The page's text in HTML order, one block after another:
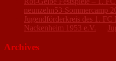
neunzehn53-Sommercamp
Jugendförderkreis des 1.
Nackenheim 1953 e.V.
Archives